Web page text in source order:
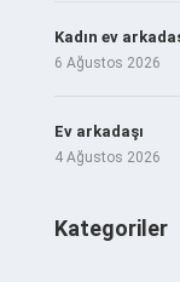
Kadın ev
6 Ağustos 2026
Ev arkadaşı
4 Ağustos 2026
Kategoriler